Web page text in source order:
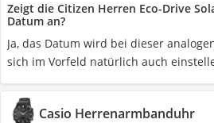
Zeigt die Citizen Herren Eco-Drive
Datum an?
Ja, das Datum wird bei dieser
sich im Vorfeld natürlich auch
Casio Herrenarmbanduhr